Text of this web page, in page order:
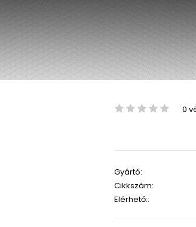
0
Gyártó:
Cikkszám:
Elérhető::